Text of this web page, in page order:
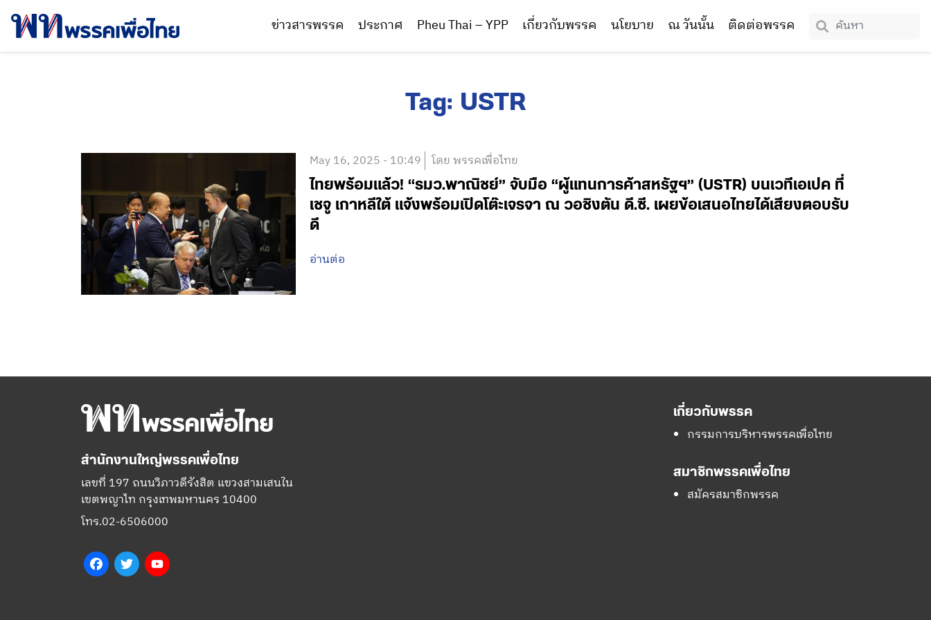
ข่าวสารพรรค ประกาศ Pheu Thai – YPP เกี่ยวกับพรรค นโยบาย ณ วันนั้น ติดต่อพรรค
Tag: USTR
May 16, 2025 - 10:49 โดย พรรคเพื่อไทย
ไทยพร้อมแล้ว! “รมว.พาณิชย์” จับมือ “ผู้แทนการค้าสหรัฐฯ” (USTR) บนเวทีเอเปค ที่
เชจู เกาหลีใต้ แจ้งพร้อมเปิดโต๊ะเจรจา ณ วอชิงตัน ดี.ซี. เผยข้อเสนอไทยได้เสียงตอบรับ
ดี
อ่านต่อ
สำนักงานใหญ่พรรคเพื่อไทย
เลขที่ 197 ถนนวิภาวดีรังสิต แขวงสามเสนใน
เขตพญาไท กรุงเทพมหานคร 10400
โทร.02-6506000
FacebookTwitter
เกี่ยวกับพรรค
กรรมการบริหารพรรคเพื่อไทย
สมาชิกพรรคเพื่อไทย
สมัครสมาชิกพรรค